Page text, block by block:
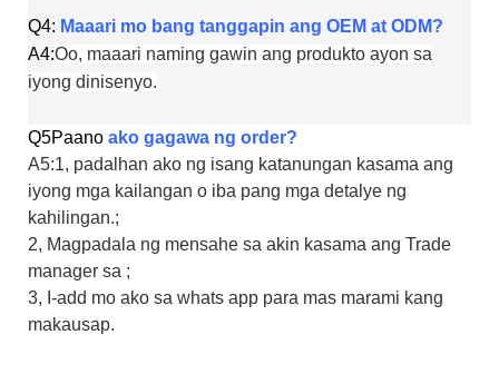
Q4: Maaari mo bang tanggapin ang OEM at ODM?
A4:Oo, maaari naming gawin ang produkto ayon sa
iyong dinisenyo.
Q5Paano ako gagawa ng order?
A5:1, padalhan ako ng isang katanungan kasama ang
iyong mga kailangan o iba pang mga detalye ng
kahilingan.;
2, Magpadala ng mensahe sa akin kasama ang Trade
manager sa ;
3, I-add mo ako sa whats app para mas marami kang
makausap.